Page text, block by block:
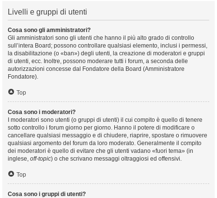
Livelli e gruppi di utenti
Cosa sono gli amministratori?
Gli amministratori sono gli utenti che hanno il più alto grado di controllo
sull’intera Board; possono controllare qualsiasi elemento, inclusi i permessi,
la disabilitazione (o «ban») degli utenti, la creazione di moderatori e gruppi
di utenti, ecc. Inoltre, possono moderare tutti i forum, a seconda delle
autorizzazioni concesse dal Fondatore della Board (Amministratore
Fondatore).
Top
Cosa sono i moderatori?
I moderatori sono utenti (o gruppi di utenti) il cui compito è quello di tenere
sotto controllo i forum giorno per giorno. Hanno il potere di modificare o
cancellare qualsiasi messaggio e di chiudere, riaprire, spostare o rimuovere
qualsiasi argomento del forum da loro moderato. Generalmente il compito
dei moderatori è quello di evitare che gli utenti vadano «fuori tema» (in
inglese, off-topic) o che scrivano messaggi oltraggiosi ed offensivi.
Top
Cosa sono i gruppi di utenti?